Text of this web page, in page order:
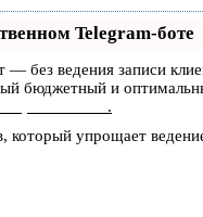
Telegram-боте
— без ведения записи
бюджетный и
.
который упрощает